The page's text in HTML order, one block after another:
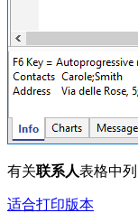
有关联系人表格中
适合打印版本